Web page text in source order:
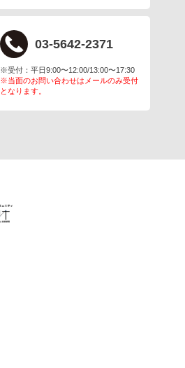
03-5642-2371
※受付：平日9:00〜12:00/13:00〜17:30
※当面のお問い合わせはメールのみ受付
となります。